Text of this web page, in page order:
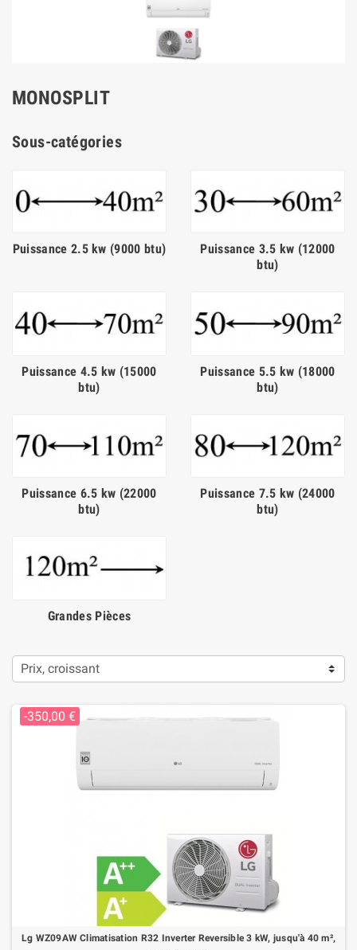
MONOSPLIT
Sous-catégories
Puissance 2.5 kw (9000 btu)
Puissance 3.5 kw (12000
btu)
Puissance 4.5 kw (15000
btu)
Puissance 5.5 kw (18000
btu)
Puissance 6.5 kw (22000
btu)
Puissance 7.5 kw (24000
btu)
Grandes Pièces
Prix, croissant
-350,00 €
Lg WZ09AW Climatisation R32 Inverter Reversible 3 kW, jusqu'à 40 m²,